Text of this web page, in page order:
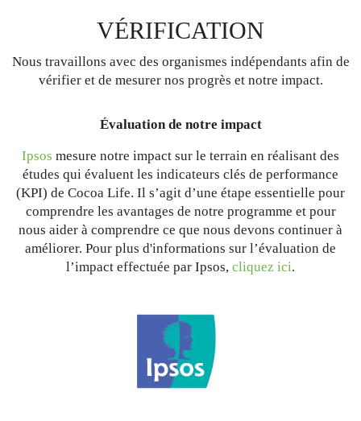
VÉRIFICATION
Nous travaillons avec des organismes indépendants afin de
vérifier et de mesurer nos progrès et notre impact.
Évaluation de notre impact
Ipsos mesure notre impact sur le terrain en réalisant des
études qui évaluent les indicateurs clés de performance
(KPI) de Cocoa Life. Il s’agit d’une étape essentielle pour
comprendre les avantages de notre programme et pour
nous aider à comprendre ce que nous devons continuer à
améliorer. Pour plus d'informations sur l’évaluation de
l’impact effectuée par Ipsos, cliquez ici.